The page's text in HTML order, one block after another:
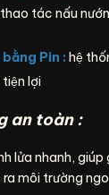
tác nấu
Pin : hệ
tiện lợi
an toàn :
lửa nhanh,
môi trường